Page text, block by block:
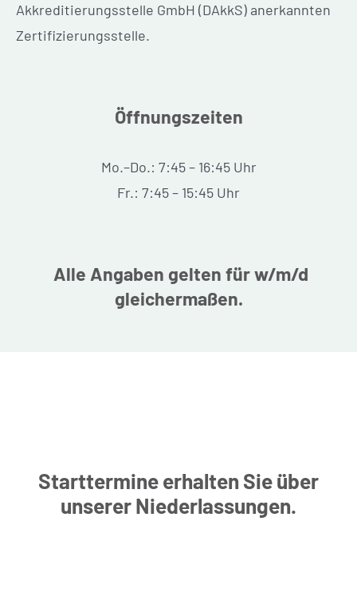
Akkreditierungsstelle GmbH (DAkkS) anerkannten
Zertifizierungsstelle.
Öffnungszeiten
Mo.–Do.: 7:45 – 16:45 Uhr
Fr.: 7:45 – 15:45 Uhr
Alle Angaben gelten für w/m/d
gleichermaßen.
Starttermine erhalten Sie über
unserer Niederlassungen.